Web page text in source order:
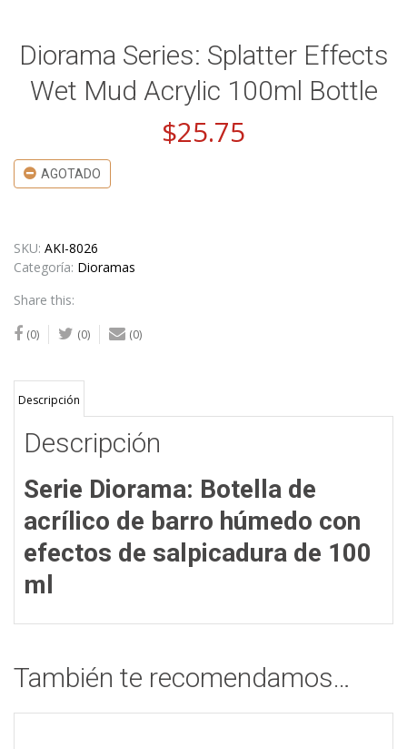
Diorama Series: Splatter Effects
Wet Mud Acrylic 100ml Bottle
$25.75
AGOTADO
SKU: AKI-8026
Categoría: Dioramas
Share this:
(0) (0) (0)
Descripción
Descripción
Serie Diorama: Botella de
acrílico de barro húmedo con
efectos de salpicadura de 100
ml
También te recomendamos…